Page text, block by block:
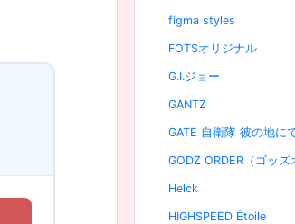
figma styles
FOTSオリジナル
G.I.ジョー
GANTZ
GATE 自衛隊 彼の地に
GODZ ORDER（ゴッズ
Helck
HIGHSPEED Étoile